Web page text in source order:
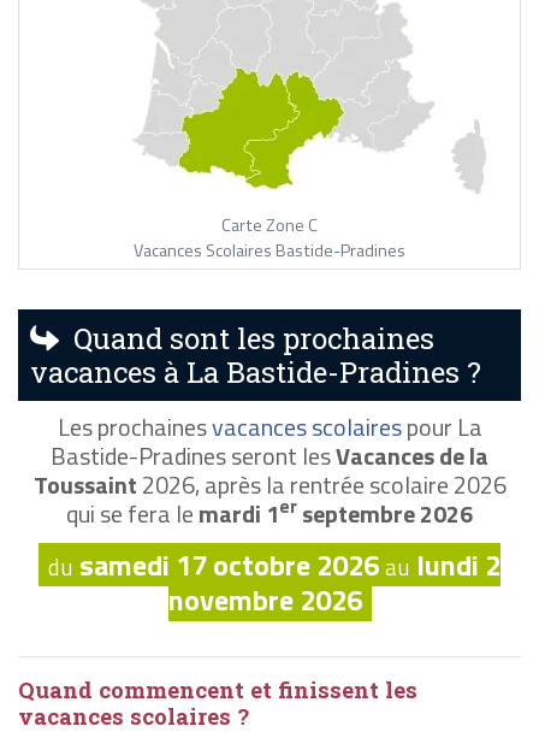
Carte Zone C
Vacances Scolaires Bastide-Pradines
Quand sont les prochaines
vacances à La Bastide-Pradines ?
Les prochainesvacances scolairespour La
Bastide-Pradines seront lesVacances de la
Toussaint2026, après la rentrée scolaire 2026
qui se fera lemardi 1er septembre 2026
du samedi 17 octobre 2026au lundi 2
novembre 2026
Quand commencent et finissent les
vacances scolaires ?